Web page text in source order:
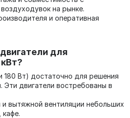
на рынке.
и оперативная
для
180 Вт) достаточно для решения
Эти двигатели востребованы в
и вытяжной вентиляции небольших